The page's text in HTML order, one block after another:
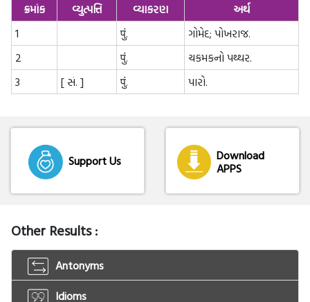
ક્રમાંક વ્યુત્પત્તિ વ્યાકરણ
અર્થ
1
पुं.
ગોમેદ; પોખરાજ.
2
पुं.
ચકમકનો પથ્થર.
3
[ સં. ] पुं. પારો.
Support Us Download
APPS
Other Results :
Antonyms
Idioms